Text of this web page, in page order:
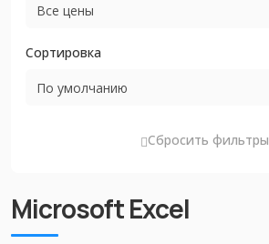
Сортировка
Сбросить фильтры
Microsoft Excel